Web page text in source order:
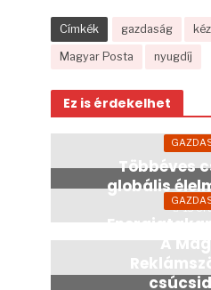
Címkék gazdaság
Magyar Posta nyugdíj
Ez is érdekelhet
Többéves
globális
13
A